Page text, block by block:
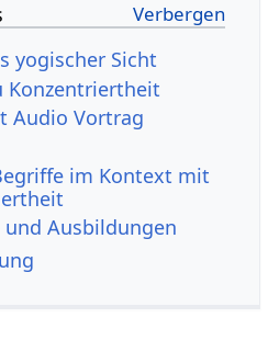
yogischer Sicht
Konzentriertheit‏‎ Audio Vortrag
im Kontext mit
und Ausbildungen